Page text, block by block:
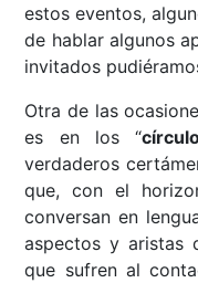
estos eventos,
de hablar algunos
invitados
Otra de las
es en los “
verdaderos
que, con el
conversan en
aspectos y aristas
que sufren al